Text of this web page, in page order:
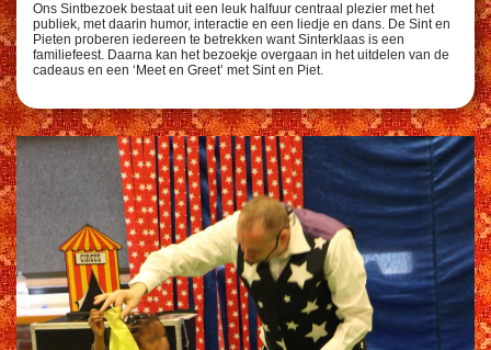
Ons Sintbezoek bestaat uit een leuk halfuur centraal plezier met het
publiek, met daarin humor, interactie en een liedje en dans. De Sint en
Pieten proberen iedereen te betrekken want Sinterklaas is een
familiefeest. Daarna kan het bezoekje overgaan in het uitdelen van de
cadeaus en een ‘Meet en Greet’ met Sint en Piet.